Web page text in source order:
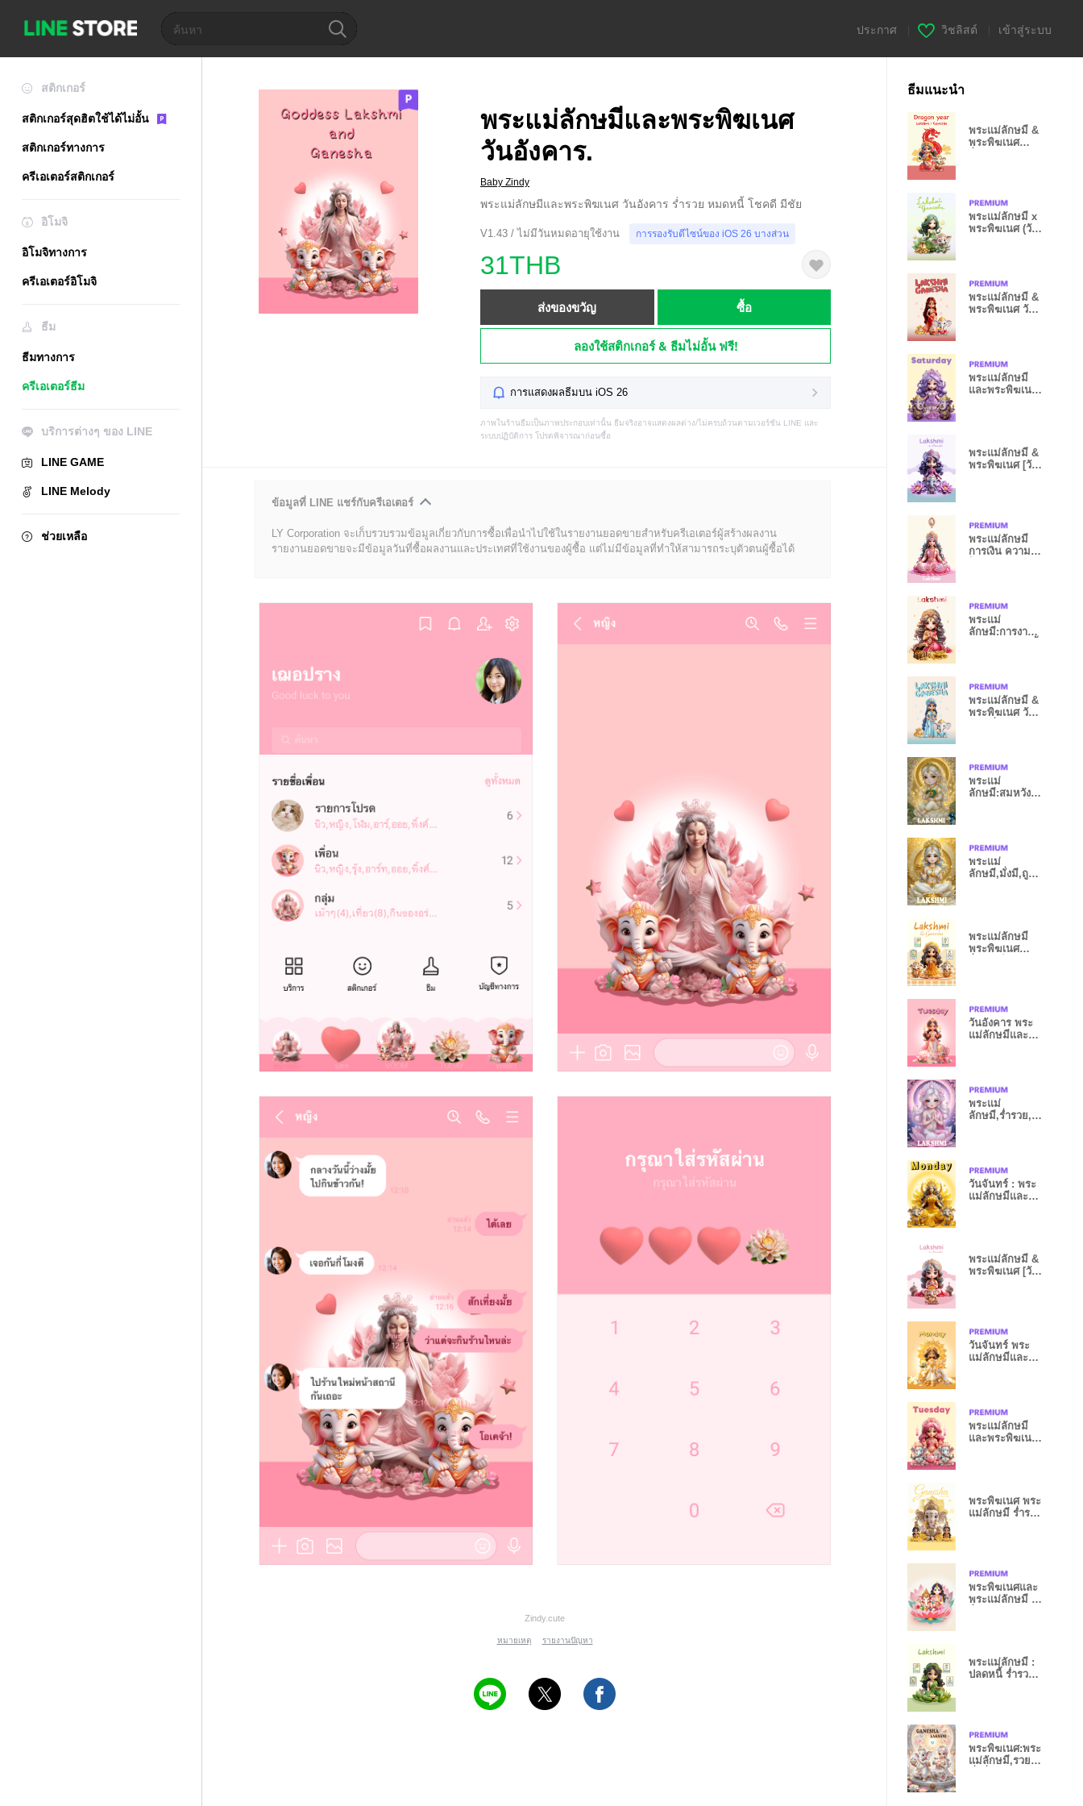
ประกาศ วิชลิสต์ เข้าสู่ระบบ
สติกเกอร์
สติกเกอร์สุดฮิตใช้ได้ไม่อั้น
สติกเกอร์ทางการ
ครีเอเตอร์สติกเกอร์
อิโมจิ
อิโมจิทางการ
ครีเอเตอร์อิโมจิ
ธีม
ธีมทางการ
ครีเอเตอร์ธีม
บริการต่างๆ ของ LINE
LINE GAME
LINE Melody
ช่วยเหลือ
พระแม่ลักษมีและพระพิฆเนศ
วันอังคาร.
Baby Zindy
พระแม่ลักษมีและพระพิฆเนศ วันอังคาร ร่ำรวย หมดหนี้ โชคดี มีชัย
V1.43 / ไม่มีวันหมดอายุใช้งาน การรองรับดีไซน์ของ iOS 26 บางส่วน
31THB
ส่งของขวัญ ซื้อ
ลองใช้สติกเกอร์ & ธีมไม่อั้น ฟรี!
การแสดงผลธีมบน iOS 26
ภาพในร้านธีมเป็นภาพประกอบเท่านั้น ธีมจริงอาจแสดงผลต่าง/ไม่ครบถ้วนตามเวอร์ชัน LINE และ
ระบบปฏิบัติการ โปรดพิจารณาก่อนซื้อ
ข้อมูลที่ LINE แชร์กับครีเอเตอร์
LY Corporation จะเก็บรวบรวมข้อมูลเกี่ยวกับการซื้อเพื่อนำไปใช้ในรายงานยอดขายสำหรับครีเอเตอร์ผู้สร้างผลงาน
รายงานยอดขายจะมีข้อมูลวันที่ซื้อผลงานและประเทศที่ใช้งานของผู้ซื้อ แต่ไม่มีข้อมูลที่ทำให้สามารถระบุตัวตนผู้ซื้อได้
Zindy.cute
หมายเหตุ รายงานปัญหา
ธีมแนะนำ
พระแม่ลักษมี &
พระพิฆเนศ
พระแม่ลักษมี x
พระพิฆเนศ (วัน
พระแม่ลักษมี &
พระพิฆเนศ วัน
พระแม่ลักษมี
และพระพิฆเนศ
พระแม่ลักษมี &
พระพิฆเนศ [วัน
พระแม่ลักษมี
การเงิน ความรัก
พระแม่
ลักษมี:การงาน
พระแม่ลักษมี &
พระพิฆเนศ วัน
พระแม่
ลักษมี:สมหวัง
พระแม่
ลักษมี,มั่งมี,ถูก
พระแม่ลักษมี
พระพิฆเนศ
วันอังคาร พระ
แม่ลักษมีและ
พระแม่
ลักษมี,ร่ำรวย,ส
วันจันทร์ : พระ
แม่ลักษมีและ
พระแม่ลักษมี &
พระพิฆเนศ [วัน
วันจันทร์ พระ
แม่ลักษมีและ
พระแม่ลักษมี
และพระพิฆเนศ
พระพิฆเนศ พระ
แม่ลักษมี ร่ำรวย
พระพิฆเนศและ
พระแม่ลักษมี :
พระแม่ลักษมี :
ปลดหนี้ ร่ำรวย
พระพิฆเนศ:พระ
แม่ลักษมี,รวย